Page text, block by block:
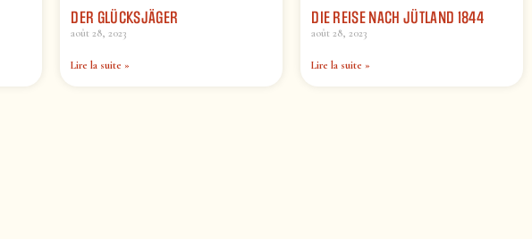
DER GLÜCKSJÄGER
août 28, 2023
Lire la suite »
DIE REISE NACH JÜTLAND 1844
août 28, 2023
Lire la suite »